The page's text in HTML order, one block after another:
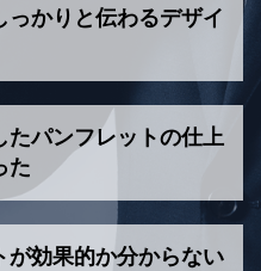
っかりと伝わるデザイ
たパンフレットの仕上
た
が効果的か分からない